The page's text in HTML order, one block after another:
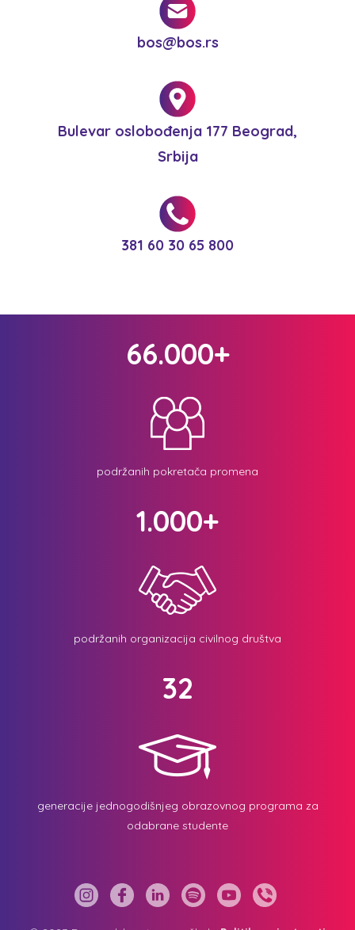
bos@bos.rs
Bulevar oslobođenja 177 Beograd,
Srbija
381 60 30 65 800
66.000+
podržanih pokretača promena
1.000+
podržanih organizacija civilnog društva
32
generacije jednogodišnjeg obrazovnog programa za
odabrane studente